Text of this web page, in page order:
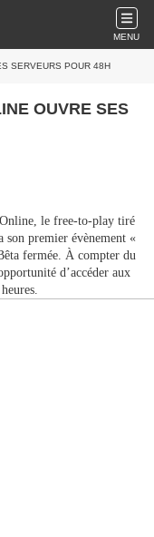
MENU
OUVRE SES
le free-to-play tiré
son premier évènement «
fermée. À compter du
d’accéder aux